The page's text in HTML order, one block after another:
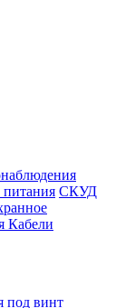
СКУД
Кабели